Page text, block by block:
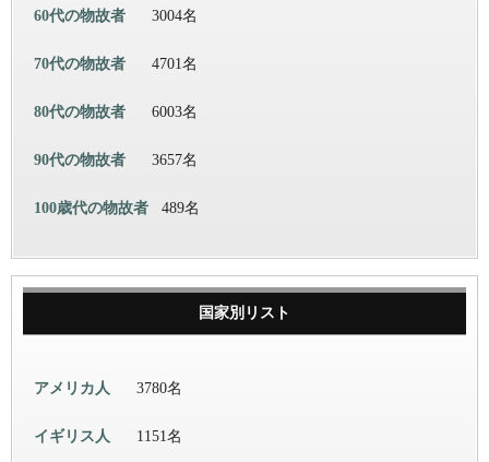
60代の物故者 3004名
70代の物故者 4701名
80代の物故者 6003名
90代の物故者 3657名
100歳代の物故者 489名
国家別リスト
アメリカ人 3780名
イギリス人 1151名